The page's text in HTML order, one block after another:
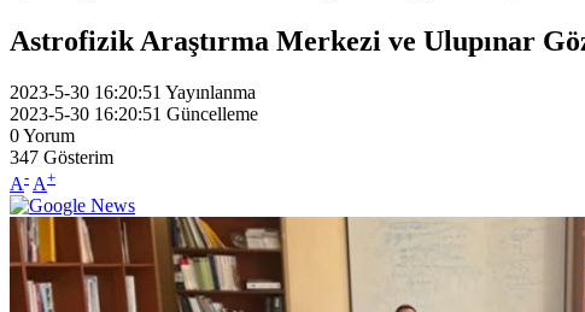
Astrofizik Araştırma Merkezi ve Ulupınar
2023-5-30 16:20:51 Yayınlanma
2023-5-30 16:20:51 Güncelleme
0Yorum
347 Gösterim
A- A+